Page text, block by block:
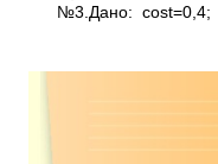
№3.Дано: cost=0,4;